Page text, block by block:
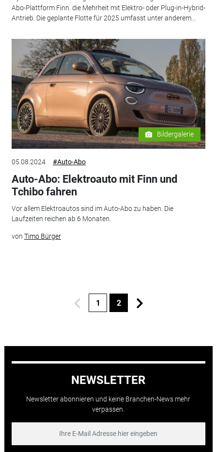
Abo-Plattform Finn. die Mehrheit mit Elektro- oder Plug-in-Hybrid-
Antrieb. Die geplante Flotte für 2025 umfasst unter anderem...
Bildergalerie
05.08.2024 #Auto-Abo
Auto-Abo: Elektroauto mit Finn und
Tchibo fahren
Vor allem Elektroautos sind im Auto-Abo zu haben. Die
Laufzeiten reichen ab 6 Monaten.
von Timo Bürger
1 2
NEWSLETTER
Newsletter abonnieren und keine Branchen-News mehr
verpassen.